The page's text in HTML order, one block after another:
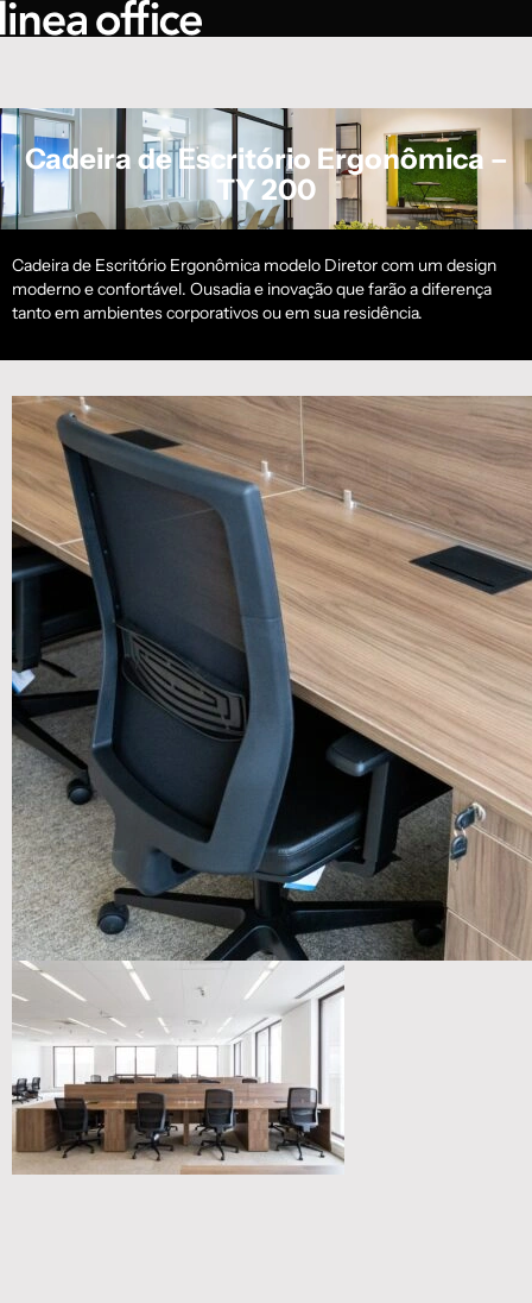
Cadeira de Escritório Ergonômica –
TY 200
Cadeira de Escritório Ergonômica modelo Diretor com um design
moderno e confortável. Ousadia e inovação que farão a diferença
tanto em ambientes corporativos ou em sua residência.